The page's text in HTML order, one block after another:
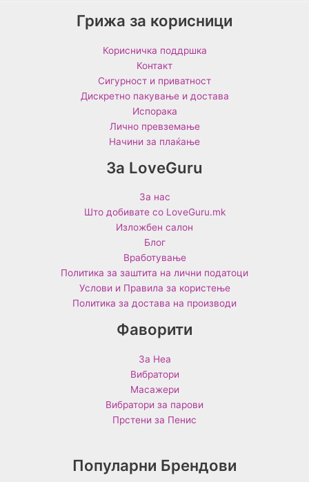
Грижа за корисници
Корисничка поддршка
Контакт
Сигурност и приватност
Дискретно пакување и достава
Испорака
Лично превземање
Начини за плаќање
За LoveGuru
За нас
Што добивате со LoveGuru.mk
Изложбен салон
Блог
Вработување
Политика за заштита на лични податоци
Услови и Правила за користење
Политика за достава на производи
Фаворити
За Неа
Вибратори
Масажери
Вибратори за парови
Прстени за Пенис
Популарни Брендови